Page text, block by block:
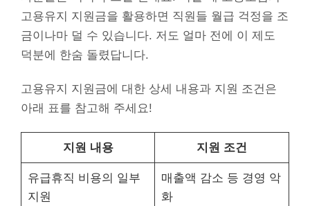
고용유지 지원금을 활용하면 직원들 월급 걱정을 조
금이나마 덜 수 있습니다. 저도 얼마 전에 이 제도
덕분에 한숨 돌렸답니다.
고용유지 지원금에 대한 상세 내용과 지원 조건은
아래 표를 참고해 주세요!
지원 내용 지원 조건
유급휴직 비용의 일부
지원
매출액 감소 등 경영 악
화